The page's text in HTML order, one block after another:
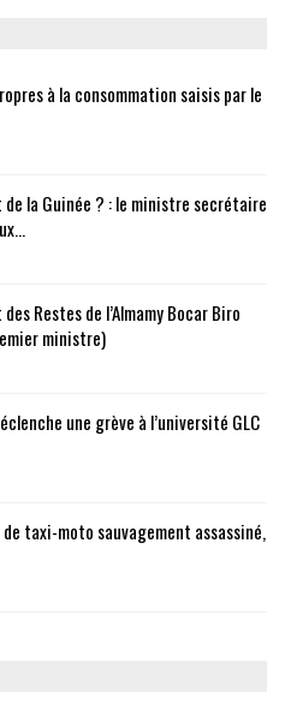
à la consommation saisis par le
de la Guinée ? : le ministre secrétaire
Restes de l’Almamy Bocar Biro
ministre)
une grève à l’université GLC
taxi-moto sauvagement assassiné,